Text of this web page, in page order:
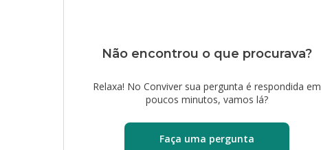
Não encontrou o que procurava?
Relaxa! No Conviver sua pergunta é respondida em
poucos minutos, vamos lá?
Faça uma pergunta